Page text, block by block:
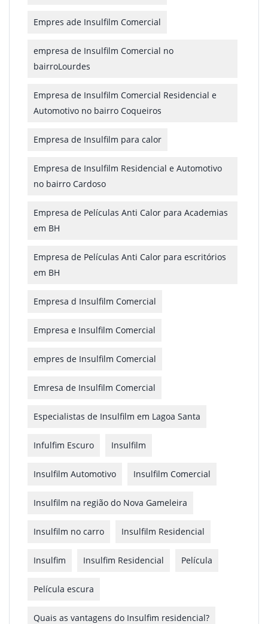
Empres ade Insulfilm Comercial
empresa de Insulfilm Comercial no
bairroLourdes
Empresa de Insulfilm Comercial Residencial e
Automotivo no bairro Coqueiros
Empresa de Insulfilm para calor
Empresa de Insulfilm Residencial e Automotivo
no bairro Cardoso
Empresa de Películas Anti Calor para Academias
em BH
Empresa de Películas Anti Calor para escritórios
em BH
Empresa d Insulfilm Comercial
Empresa e Insulfilm Comercial
empres de Insulfilm Comercial
Emresa de Insulfilm Comercial
Especialistas de Insulfilm em Lagoa Santa
Infulfim Escuro Insulfilm
Insulfilm Automotivo Insulfilm Comercial
Insulfilm na região do Nova Gameleira
Insulfilm no carro Insulfilm Residencial
Insulfim Insulfim Residencial Película
Película escura
Quais as vantagens do Insulfim residencial?